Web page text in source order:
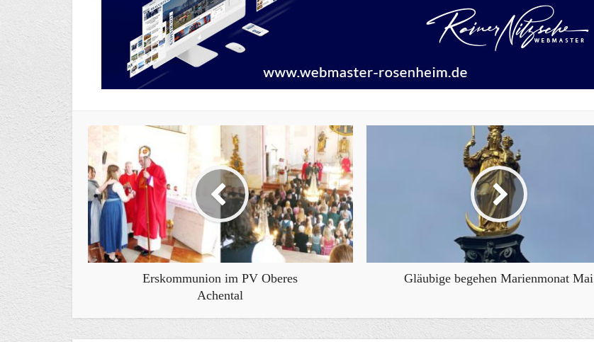
Erskommunion im PV Oberes
Achental
Gläubige begehen Marienmonat Mai